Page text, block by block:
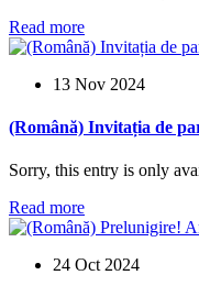
Read more
13 Nov 2024
(Română) Invitația de
Sorry, this entry is only
Read more
24 Oct 2024